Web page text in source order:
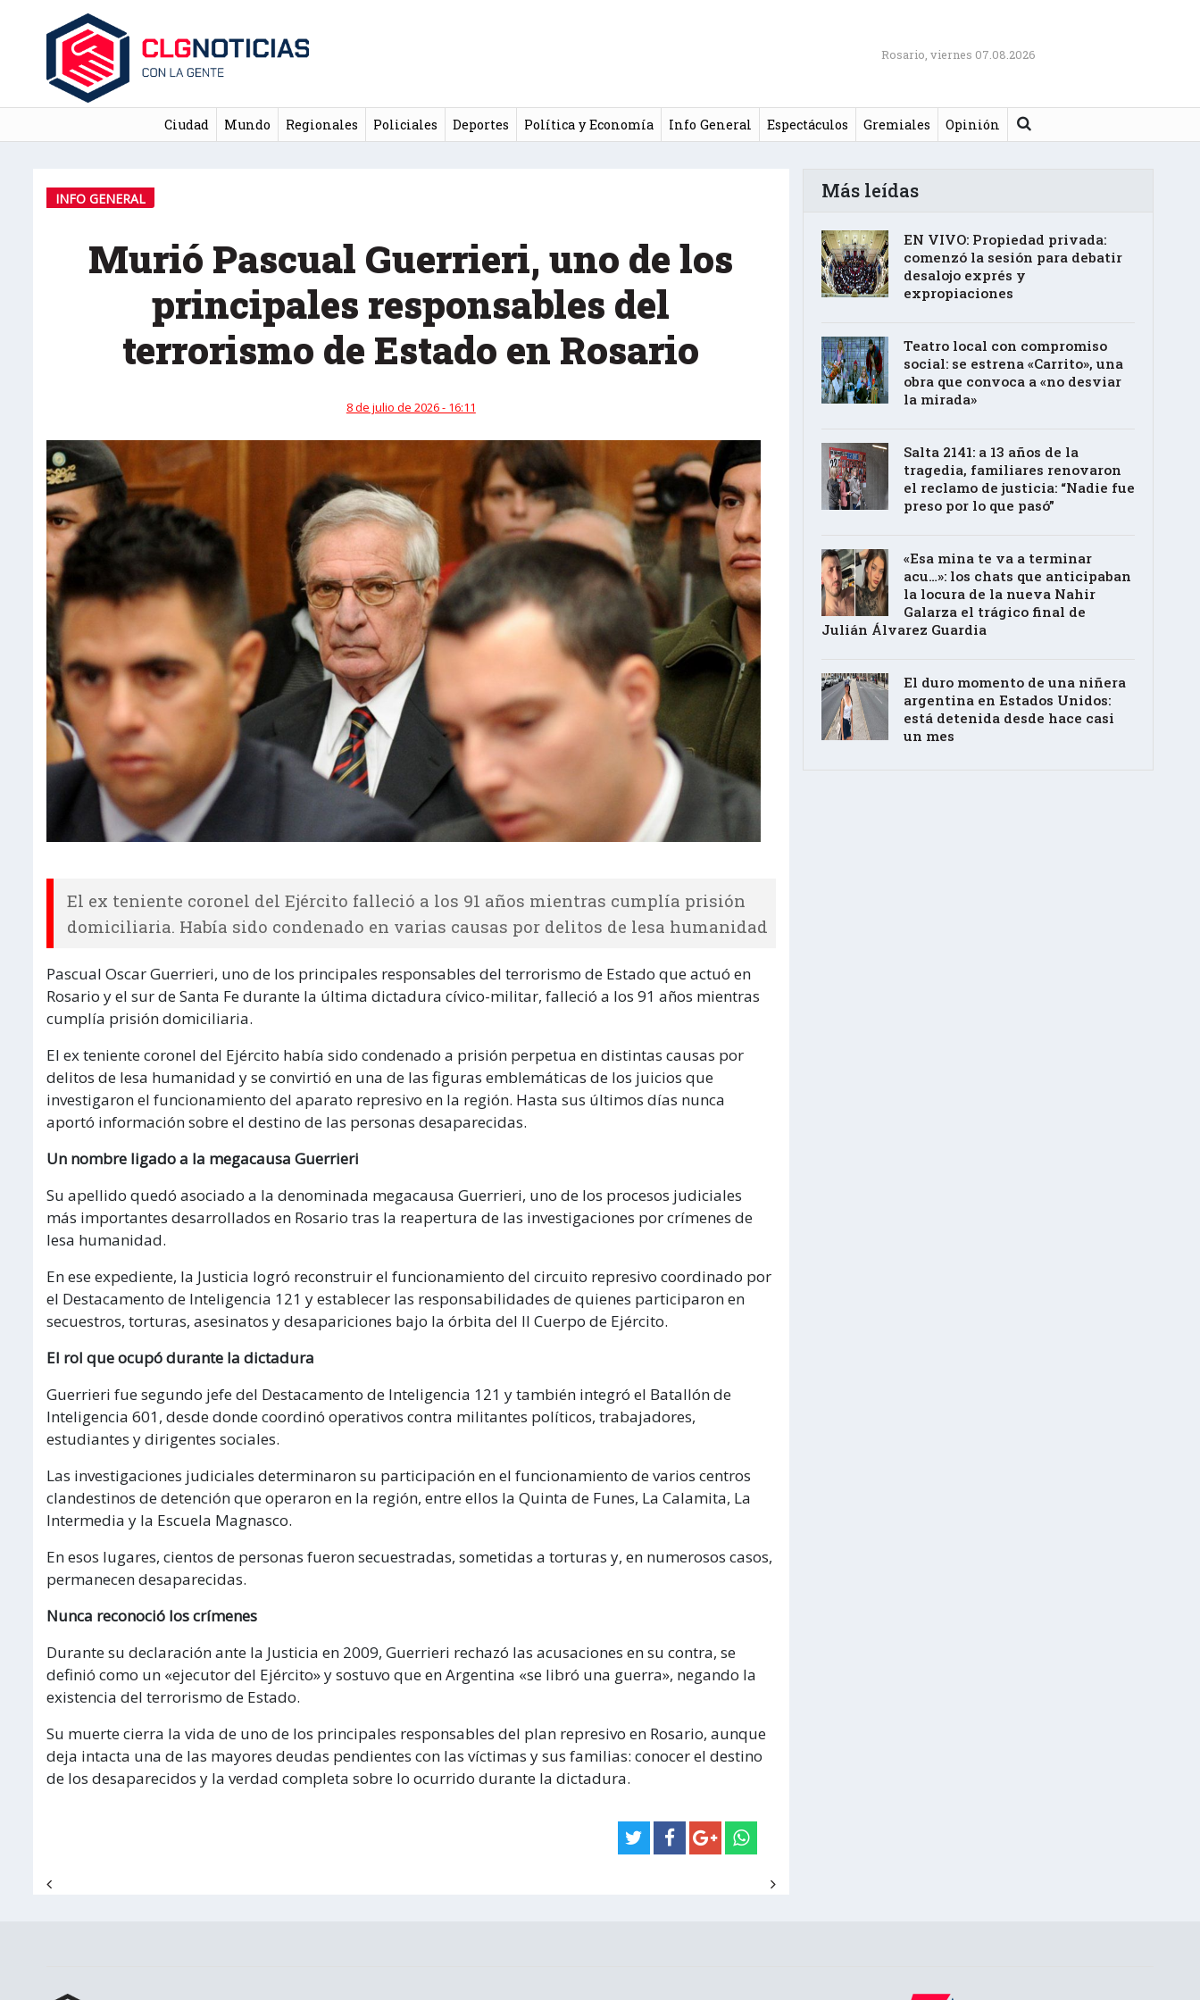
Rosario, viernes 07.08.2026
Ciudad Mundo Regionales Policiales Deportes Política y Economía Info General Espectáculos Gremiales Opinión Buscar
INFO GENERAL
Murió Pascual Guerrieri, uno de los
principales responsables del
terrorismo de Estado en Rosario
8 de julio de 2026 - 16:11
El ex teniente coronel del Ejército falleció a los 91 años mientras cumplía prisión
domiciliaria. Había sido condenado en varias causas por delitos de lesa humanidad
Pascual Oscar Guerrieri, uno de los principales responsables del terrorismo de Estado que actuó en
Rosario y el sur de Santa Fe durante la última dictadura cívico-militar, falleció a los 91 años mientras
cumplía prisión domiciliaria.
El ex teniente coronel del Ejército había sido condenado a prisión perpetua en distintas causas por
delitos de lesa humanidad y se convirtió en una de las figuras emblemáticas de los juicios que
investigaron el funcionamiento del aparato represivo en la región. Hasta sus últimos días nunca
aportó información sobre el destino de las personas desaparecidas.
Un nombre ligado a la megacausa Guerrieri
Su apellido quedó asociado a la denominada megacausa Guerrieri, uno de los procesos judiciales
más importantes desarrollados en Rosario tras la reapertura de las investigaciones por crímenes de
lesa humanidad.
En ese expediente, la Justicia logró reconstruir el funcionamiento del circuito represivo coordinado por
el Destacamento de Inteligencia 121 y establecer las responsabilidades de quienes participaron en
secuestros, torturas, asesinatos y desapariciones bajo la órbita del II Cuerpo de Ejército.
El rol que ocupó durante la dictadura
Guerrieri fue segundo jefe del Destacamento de Inteligencia 121 y también integró el Batallón de
Inteligencia 601, desde donde coordinó operativos contra militantes políticos, trabajadores,
estudiantes y dirigentes sociales.
Las investigaciones judiciales determinaron su participación en el funcionamiento de varios centros
clandestinos de detención que operaron en la región, entre ellos la Quinta de Funes, La Calamita, La
Intermedia y la Escuela Magnasco.
En esos lugares, cientos de personas fueron secuestradas, sometidas a torturas y, en numerosos casos,
permanecen desaparecidas.
Nunca reconoció los crímenes
Durante su declaración ante la Justicia en 2009, Guerrieri rechazó las acusaciones en su contra, se
definió como un «ejecutor del Ejército» y sostuvo que en Argentina «se libró una guerra», negando la
existencia del terrorismo de Estado.
Su muerte cierra la vida de uno de los principales responsables del plan represivo en Rosario, aunque
deja intacta una de las mayores deudas pendientes con las víctimas y sus familias: conocer el destino
de los desaparecidos y la verdad completa sobre lo ocurrido durante la dictadura.
Más leídas
EN VIVO: Propiedad privada:
comenzó la sesión para debatir
desalojo exprés y
expropiaciones
Teatro local con compromiso
social: se estrena «Carrito», una
obra que convoca a «no desviar
la mirada»
Salta 2141: a 13 años de la
tragedia, familiares renovaron
el reclamo de justicia: “Nadie fue
preso por lo que pasó”
«Esa mina te va a terminar
acu…»: los chats que anticipaban
la locura de la nueva Nahir
Galarza el trágico final de
Julián Álvarez Guardia
El duro momento de una niñera
argentina en Estados Unidos:
está detenida desde hace casi
un mes